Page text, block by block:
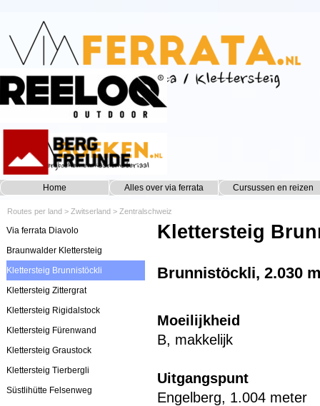
Home Alles over via ferrata ▼
Cursussen en reizen
Routes per land > Zwitserland > Zentralschweiz
Via ferrata Diavolo
Braunwalder Klettersteig
Klettersteig Brunnistöckli
Klettersteig Zittergrat
Klettersteig Rigidalstock
Klettersteig Fürenwand
Klettersteig Graustock
Klettersteig Tierbergli
Süstlihütte Felsenweg
Klettersteig
Brunnistöckli, 2.030
Moeilijkheid
B, makkelijk
Uitgangspunt
Engelberg, 1.004 meter